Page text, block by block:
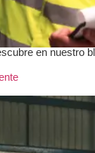
en nuestro